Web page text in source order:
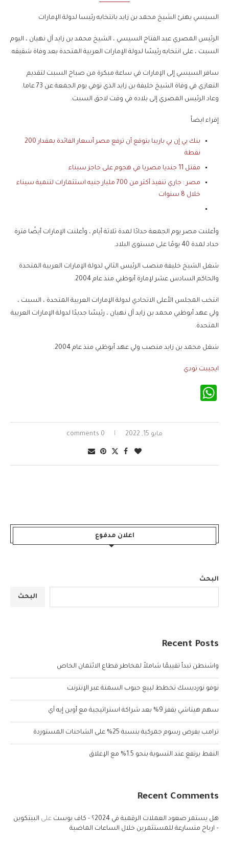
السيسي يهنئ الشيخ محمد بن زايد بانتخابه رئيسا لدولة الإمارات
الرئيس المصري عبد الفتاح السيسي ، الشيخ محمد بن زايد آل نهيان ، اليوم
السبت ، على انتخابه رئيسًا لدولة الإمارات العربية المتحدة بعد وفاة شقيقه.
سافر السيسي إلى الإمارات في ساعة مبكرة من صباح السبت لتقديم
التعازي في وفاة الشيخ خليفة بن زايد الذي توفي يوم الجمعة عن 73 عاما.
وعاد الرئيس المصري إلى بلاده في وقت لاحق السبت.
إقراء ايضاً
بنك بي إن بي باريبا يتوقع أن ترفع مصر أسعار الفائدة بمقدار 200
نقطة
مقتل 11 جنديا مصريا في هجوم على حاجز سيناء
مصر : جاري تنفيذ أكثر من 700 مليار جنيه استثمارات لتنمية سيناء
خلال 8 سنوات
وأعلنت مصر يوم الجمعة حدادًا لمدة ثلاثة أيام ، وأعلنت الإمارات أيضًا فترة
حداد لمدة 40 يومًا على مستوى البلاد.
شغل الشيخ خليفة منصب الرئيس الثاني لدولة الإمارات العربية المتحدة
والحاكم السادس عشر لإمارة أبوظبي منذ عام 2004.
انتخب المجلس الأعلى الاتحادي لدولة الإمارات العربية المتحدة ، السبت ،
ولي عهد أبوظبي محمد بن زايد آل نهيان ، رئيسًا جديدًا لدولة الإمارات العربية
المتحدة.
شغل محمد بن زايد منصب ولي عهد أبوظبي منذ عام 2004.
ايجيبت تودي
مايو 15, 2022 0 comments
اعلان مدفوع
البحث
البحث
Recent Posts
واشنطن تبدأ تقييمًا شاملاً لمخاطر قطاع الائتمان الخاص
نوفو نورديسك تخطط لبيع حبوب السمنة عبر الإنترنت
سهم هيتاشي يقفز 9% بعد شراكة استراتيجية مع أوبن إيه آي
ترامب يفرض رسوم جمركية بنسبة 25% على الشاحنات المستوردة
النفط يرتفع عند التسوية بنحو 1.5% مع الإغلاق
Recent Comments
هل يستمر صعود العملات الرقمية في 2024؟ - كاف بوست على البيتكوين
– ارباح متسارعة للمستثمرين خلال الساعات الماضية